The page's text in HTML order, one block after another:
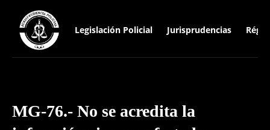
Legislación Policial Jurisprudencias
MG-76.- No se acredita la